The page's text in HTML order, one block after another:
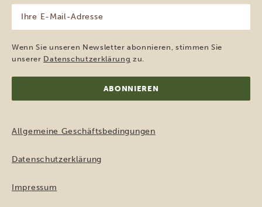
Mail-
Adresse
(erforderlich)
Wenn Sie unseren Newsletter abonnieren, stimmen Sie
unserer Datenschutzerklärung zu.
Allgemeine Geschäftsbedingungen
Datenschutzerklärung
Impressum